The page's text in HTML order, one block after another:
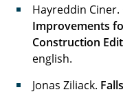
Hayreddin Ciner.
Improvements
Construction
english.
Jonas Ziliack.